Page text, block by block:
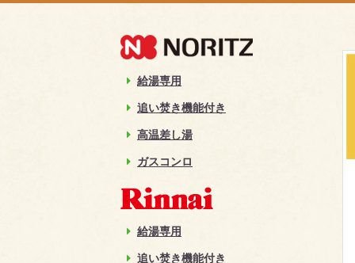
給湯専用
追い焚き機能付き
高温差し湯
ガスコンロ
給湯専用
追い焚き機能付き